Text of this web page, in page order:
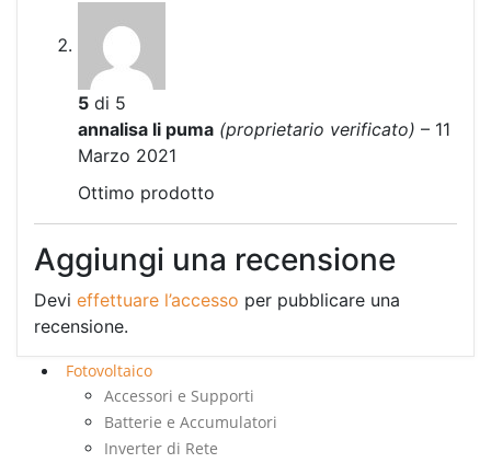
5 di 5
annalisa li puma (proprietario verificato) – 11
Marzo 2021
Ottimo prodotto
Aggiungi una recensione
Devi effettuare l’accesso per pubblicare una
recensione.
Fotovoltaico
Accessori e Supporti
Batterie e Accumulatori
Inverter di Rete